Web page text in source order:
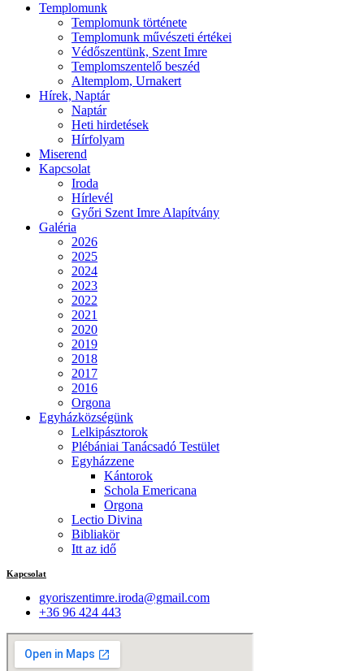
Templomunk
Templomunk története
Templomunk művészeti értékei
Védőszentünk, Szent Imre
Templomszentelő beszéd
Altemplom, Urnakert
Hírek, Naptár
Naptár
Heti hirdetések
Hírfolyam
Miserend
Kapcsolat
Iroda
Hírlevél
Győri Szent Imre Alapítvány
Galéria
2026
2025
2024
2023
2022
2021
2020
2019
2018
2017
2016
Orgona
Egyházközségünk
Lelkipásztorok
Plébániai Tanácsadó Testület
Egyházzene
Kántorok
Schola Emericana
Orgona
Lectio Divina
Bibliakör
Itt az idő
Kapcsolat
gyoriszentimre.iroda@gmail.com
+36 96 424 443